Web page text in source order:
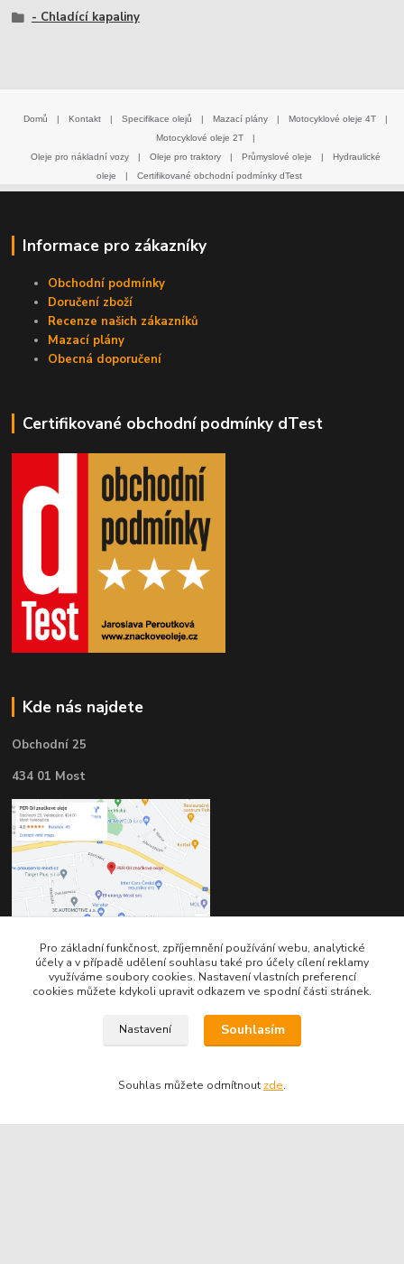
- Chladící kapaliny
Domů | Kontakt | Specifikace olejů | Mazací plány | Motocyklové oleje 4T
|
Motocyklové oleje 2T
|
Oleje pro nákladní vozy
| Oleje pro traktory | Průmyslové oleje |
Hydraulické
oleje
| Certifikované obchodní podmínky dTest
Informace pro zákazníky
Obchodní podmínky
Doručení zboží
Recenze našich zákazníků
Mazací plány
Obecná doporučení
Certifikované obchodní podmínky dTest
Kde nás najdete
Obchodní 25
434 01 Most
Pro základní funkčnost, zpříjemnění používání webu, analytické
účely a v případě udělení souhlasu také pro účely cílení reklamy
využíváme soubory cookies. Nastavení vlastních preferencí
cookies můžete kdykoli upravit odkazem ve spodní části stránek.
Nastavení Souhlasím
Souhlas můžete odmítnout zde.